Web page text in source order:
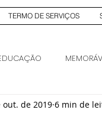
TERMO DE SERVIÇOS
ELEIÇÕES 2026
out. de 2019 6 min de